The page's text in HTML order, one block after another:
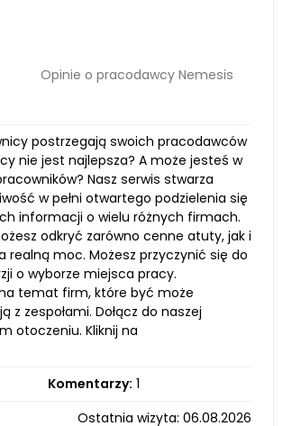
Opinie o pracodawcy Nemesis
postrzegają swoich pracodawców
nie jest najlepsza? A może jesteś w
Nasz serwis stwarza
w pełni otwartego podzielenia się
informacji o wielu różnych firmach.
odkryć zarówno cenne atuty, jak i
moc. Możesz przyczynić się do
o wyborze miejsca pracy.
temat firm, które być może
zespołami. Dołącz do naszej
otoczeniu. Kliknij na
Komentarzy: 1
Ostatnia wizyta: 06.08.2026